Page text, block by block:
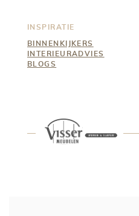
INSPIRATIE
BINNENKIJKERS
INTERIEURADVIES
BLOGS